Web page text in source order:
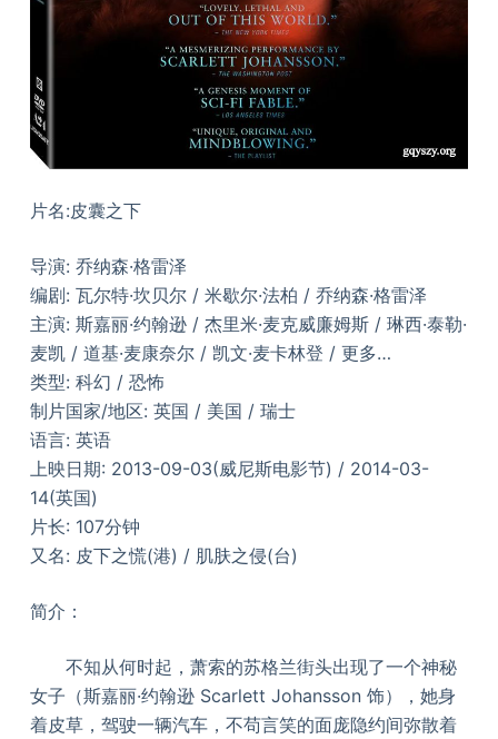
片名:皮囊之下
导演: 乔纳森·格雷泽
编剧: 瓦尔特·坎贝尔 / 米歇尔·法柏 / 乔纳森·格雷泽
主演: 斯嘉丽·约翰逊 / 杰里米·麦克威廉姆斯 / 琳西·泰勒·
麦凯 / 道基·麦康奈尔 / 凯文·麦卡林登 / 更多…
类型: 科幻 / 恐怖
制片国家/地区: 英国 / 美国 / 瑞士
语言: 英语
上映日期: 2013-09-03(威尼斯电影节) / 2014-03-
14(英国)
片长: 107分钟
又名: 皮下之慌(港) / 肌肤之侵(台)
简介：
不知从何时起，萧索的苏格兰街头出现了一个神秘
女子（斯嘉丽·约翰逊 Scarlett Johansson 饰），她身
着皮草，驾驶一辆汽车，不苟言笑的面庞隐约间弥散着